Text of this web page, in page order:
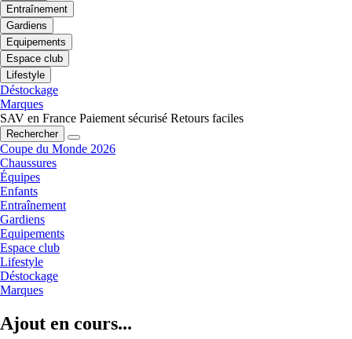
Entraînement
Gardiens
Equipements
Espace club
Lifestyle
Déstockage
Marques
SAV en France Paiement sécurisé Retours faciles
Rechercher
Coupe du Monde 2026
Chaussures
Équipes
Enfants
Entraînement
Gardiens
Equipements
Espace club
Lifestyle
Déstockage
Marques
Ajout en cours...